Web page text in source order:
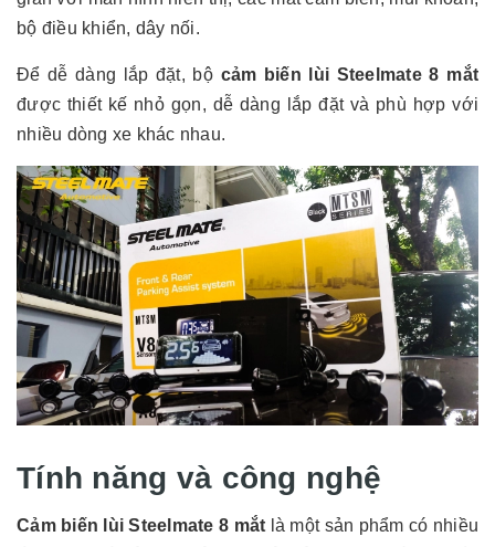
bộ điều khiển, dây nối.
Để dễ dàng lắp đặt, bộ cảm biến lùi Steelmate 8 mắt
được thiết kế nhỏ gọn, dễ dàng lắp đặt và phù hợp với
nhiều dòng xe khác nhau.
Tính năng và công nghệ
Cảm biến lùi Steelmate 8 mắt là một sản phẩm có nhiều